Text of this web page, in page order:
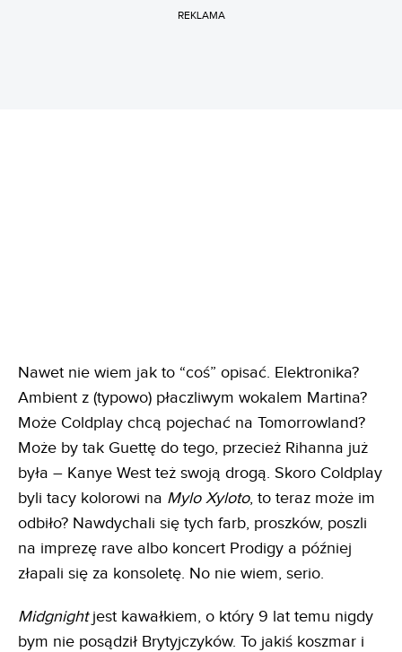
REKLAMA
Nawet nie wiem jak to “coś” opisać. Elektronika?
Ambient z (typowo) płaczliwym wokalem Martina?
Może Coldplay chcą pojechać na Tomorrowland?
Może by tak Guettę do tego, przecież Rihanna już
była – Kanye West też swoją drogą. Skoro Coldplay
byli tacy kolorowi na Mylo Xyloto, to teraz może im
odbiło? Nawdychali się tych farb, proszków, poszli
na imprezę rave albo koncert Prodigy a później
złapali się za konsoletę. No nie wiem, serio.
Midgnightjest kawałkiem, o który 9 lat temu nigdy
bym nie posądził Brytyjczyków. To jakiś koszmar i